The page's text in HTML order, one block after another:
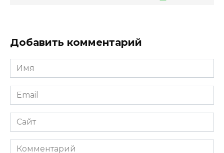
Добавить комментарий
Имя
*
Email
*
Сайт
Комментарий